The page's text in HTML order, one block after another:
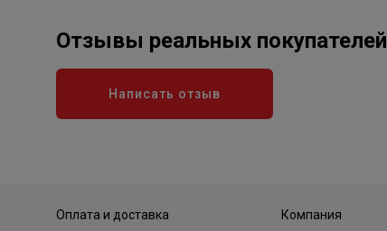
Отзывы реальных покупателей
Написать отзыв
Оплата и доставка Компания